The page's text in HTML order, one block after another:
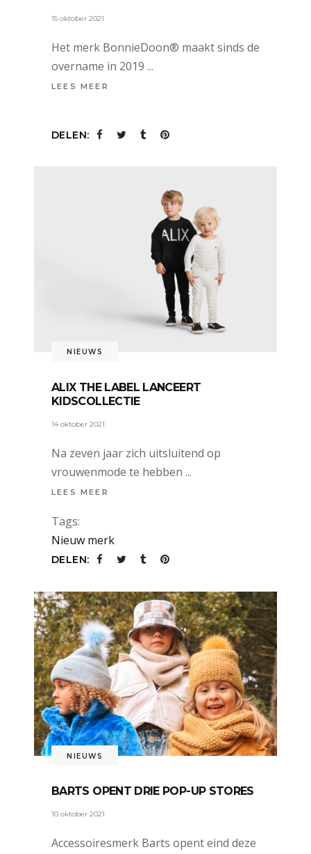
15 oktober 2021
Het merk BonnieDoon® maakt sinds de
overname in 2019
LEES MEER
DELEN:
NIEUWS
ALIX THE LABEL LANCEERT
KIDSCOLLECTIE
14 oktober 2021
Na zeven jaar zich uitsluitend op
vrouwenmode te hebben
LEES MEER
Tags:
Nieuw merk
DELEN:
NIEUWS
BARTS OPENT DRIE POP-UP STORES
10 oktober 2021
Accessoiresmerk Barts opent eind deze